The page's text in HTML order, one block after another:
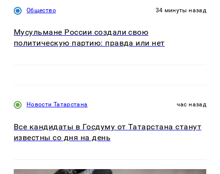
Общество 34 минуты назад
Мусульмане России создали свою
политическую партию: правда или нет
Новости Татарстана час назад
Все кандидаты в Госдуму от Татарстана станут
известны со дня на день